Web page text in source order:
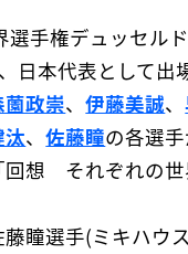
選手権デュッセル
日本代表として出
薗政崇、伊藤美誠、
汰、佐藤瞳の各選
回想 それぞれの世
瞳選手(ミキハウス